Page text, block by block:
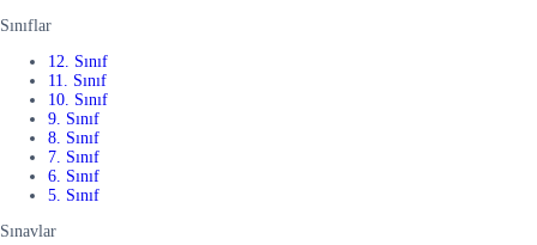
Sınıflar
12. Sınıf
11. Sınıf
10. Sınıf
9. Sınıf
8. Sınıf
7. Sınıf
6. Sınıf
5. Sınıf
Sınavlar